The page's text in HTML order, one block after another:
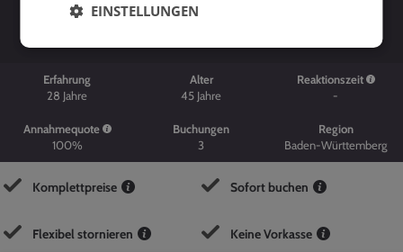
Erfahrung
28 Jahre
Alter
45 Jahre
Reaktionszeit
-
Annahmequote
100%
Buchungen
3
Region
Baden-Württemberg
Komplettpreise Sofort buchen
Flexibel stornieren Keine Vorkasse
EINSTELLUNGEN